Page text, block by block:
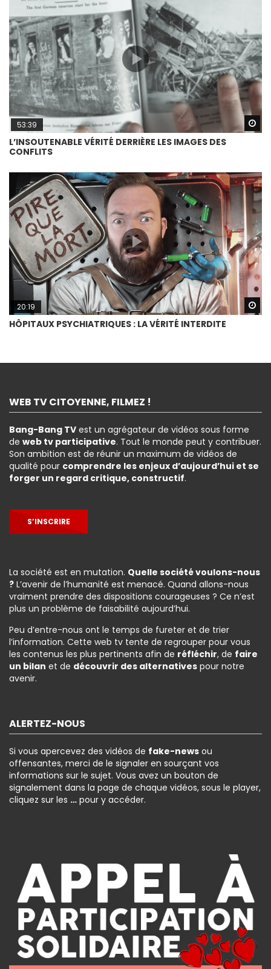
53:39
L’INSOUTENABLE VÉRITÉ DERRIÈRE LES IMAGES DES
CONFLITS
20:19
HÔPITAUX PSYCHIATRIQUES : LA VÉRITÉ INTERDITE
WEB TV CITOYENNE, FILMEZ !
Bang-Bang TV est un agrégateur de vidéos sous forme
de web tv participative. Tout le monde peut y contribuer.
Son ambition est de réunir un maximum de vidéos de
qualité pour comprendre les enjeux d’aujourd’hui et se
forger un regard critique, constructif.
S’INSCRIRE
La société est en mutation. Quelle société voulons-nous
? L’avenir de l’humanité est menacé. Quand allons-nous
vraiment prendre des dispositions courageuses ? Ce n’est
plus un problème de faisabilité aujourd’hui.
Peu d’entre-nous ont le temps de fureter et de trier
l’information. Cette web tv tente de regrouper pour vous
les contenus les plus pertinents afin de réfléchir, de faire
un bilan et de découvrir des alternatives pour notre
avenir.
ALERTEZ-NOUS
Si vous apercevez des vidéos de fake-news ou
offensantes, merci de le signaler en sourçant vos
informations sur le sujet. Vous avez un bouton de
signalement dans la page de chaque vidéos, sous le player,
cliquez sur les … pour y accéder.